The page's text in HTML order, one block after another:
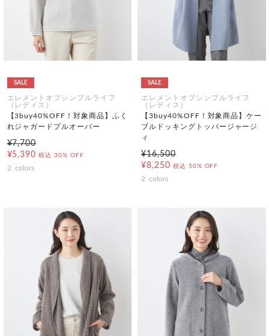
SALE
エレメントオブシンプルライフ
（レディス）
【3buy40%OFF！対象商品】ふく
れジャガードプルオーバー
¥7,700
¥5,390 税込 30% OFF
2 colors
SALE
エレメントオブシンプルライフ
（レディス）
【3buy40%OFF！対象商品】ケー
ブルドッキングトッパージャージ
ィ
¥16,500
¥8,250 税込 50% OFF
2 colors